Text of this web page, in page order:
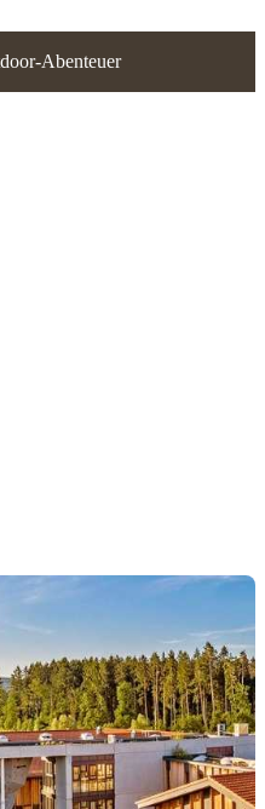
Abenteuer